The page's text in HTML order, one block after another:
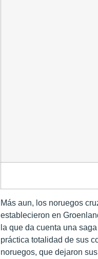
Más aun, los noruegos
establecieron en
la que da cuenta una
práctica totalidad de sus
noruegos, que dejaron